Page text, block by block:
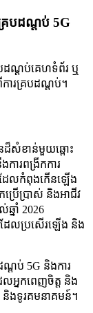
គ្របដណ្តប់ 5G
បដណ្តប់គេហទំព័រ ឬ
ារគ្របដណ្តប់។
ដ៏សំខាន់មួយឆ្ពោះ
ារពង្រីកការ
ដែលកំពុងកើនឡើង
ប្រើប្រាស់ និងអាជីវ
នាំ 2026
ែលប្រសើរឡើង និង
ណ្តប់ 5G និងការ
លអ្នកពេញចិត្ត និង
និងទូរគមនាគមន៍។